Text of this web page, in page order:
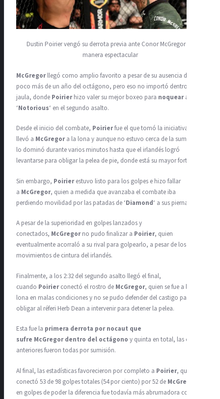
Dustin Poirier vengó su derrota previa ante Conor McGregor de
manera espectacular
McGregorllegó como amplio favorito a pesar de su ausencia de
poco más de un año del octágono, pero eso no importó dentro de la
jaula, donde Poirierhizo valer su mejor boxeo para noqueara
‘Notorious‘ en el segundo asalto.
Desde el inicio del combate, Poirierfue el que tomó la iniciativa y
llevó a McGregora la lona y aunque no estuvo cerca de la sumisión,
lo dominó durante varios minutos hasta que el irlandés logró
levantarse para obligar la pelea de pie, donde está su mayor fortaleza.
Sin embargo, Poirierestuvo listo para los golpes e hizo fallar
a McGregor, quien a medida que avanzaba el combate iba
perdiendo movilidad por las patadas de ‘Diamond‘ a sus piernas.
A pesar de la superioridad en golpes lanzados y
conectados, McGregorno pudo finalizar a Poirier, quien
eventualmente acorraló a su rival para golpearlo, a pesar de los
movimientos de cintura del irlandés.
Finalmente, a los 2:32 del segundo asalto llegó el final,
cuando Poirierconectó el rostro de McGregor, quien se fue a la
lona en malas condiciones y no se pudo defender del castigo para
obligar al réferi Herb Dean a intervenir para detener la pelea.
Esta fue la primera derrota por nocaut que
sufre McGregor dentro del octágono y quinta en total, las cuatro
anteriores fueron todas por sumisión.
Al final, las estadísticas favorecieron por completo a Poirier, quien
conectó 53 de 98 golpes totales (54 por ciento) por 52 de McGregor
en golpes de poder la diferencia fue todavía más abrumadora con 48 a